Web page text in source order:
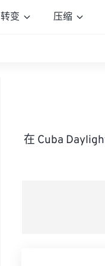
转变 压缩
在 Cuba